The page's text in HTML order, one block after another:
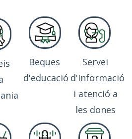
Beques
d'educació
Servei
d'Informació
i atenció a
les dones